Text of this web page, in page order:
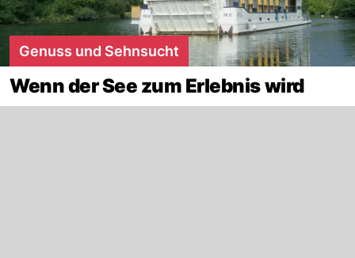
Genuss und Sehnsucht
Wenn der See zum Erlebnis wird